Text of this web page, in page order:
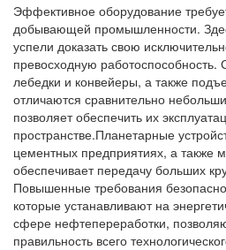
Эффективное оборудование
добывающей промышленности.
успели доказать свою
превосходную
лебедки и конвейеры, а также
отличаются сравнительно
позволяет обеспечить их
пространстве.Планетарные
цементных предприятиях, а также
обеспечивает передачу больших
Повышенные требования
которые устанавливают на
сфере нефтепереработки,
правильность всего